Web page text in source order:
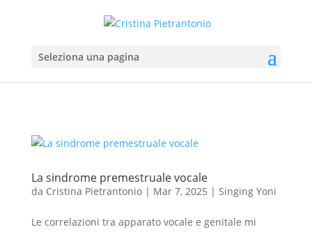
Seleziona una pagina
La sindrome premestruale vocale
da Cristina Pietrantonio| Mar 7, 2025 | Singing Yoni
Le correlazioni tra apparato vocale e genitale mi